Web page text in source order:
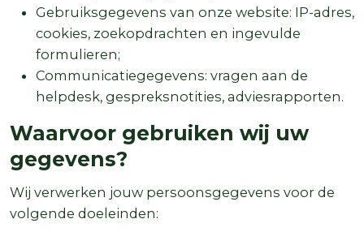
Gebruiksgegevens van onze website: IP-adres,
cookies, zoekopdrachten en ingevulde
formulieren;
Communicatiegegevens: vragen aan de
helpdesk, gespreksnotities, adviesrapporten.
Waarvoor gebruiken wij uw
gegevens?
Wij verwerken jouw persoonsgegevens voor de
volgende doeleinden: